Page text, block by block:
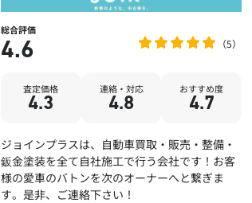
総合評価
4.6 5
査定価格
4.3
連絡・対応
4.8
おすすめ度
4.7
ジョインプラスは、自動車買取・販売・整備・
鈑金塗装を全て自社施工で行う会社です！お客
様の愛車のバトンを次のオーナーへと繋ぎま
す。是非、ご連絡下さい！